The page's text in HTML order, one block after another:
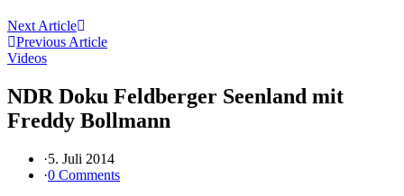
Next Article
Previous Article
Videos
NDR Doku Feldberger Seenland mit
Freddy Bollmann
·5. Juli 2014
·0 Comments